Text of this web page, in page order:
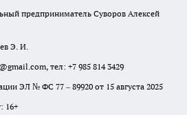
предприниматель Суворов Алексей
Э. И.
, тел: +7 985 814 3429
ЭЛ № ФС 77 – 89920 от 15 августа 2025
16+